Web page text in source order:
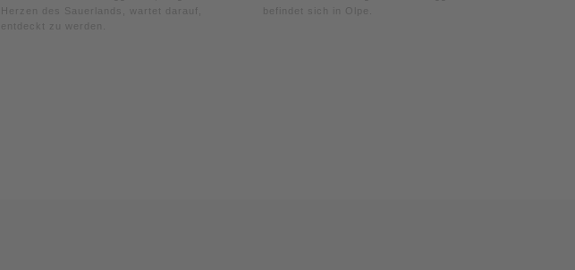
Herzen des Sauerlands, wartet darauf,
entdeckt zu werden.
befindet sich in Olpe.